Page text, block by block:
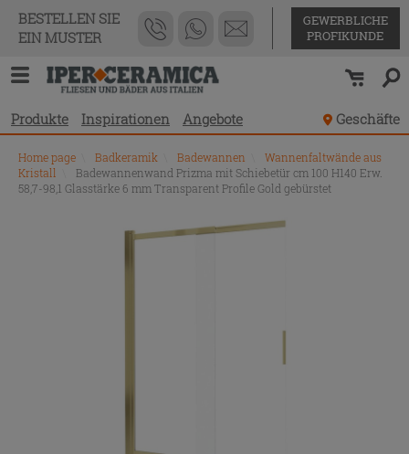
BESTELLEN SIE
EIN MUSTER
GEWERBLICHE
PROFIKUNDE
Produkte Inspirationen Angebote Geschäfte
Home page Badkeramik Badewannen
Wannenfaltwände aus
Kristall
Badewannenwand Prizma mit Schiebetür cm 100 H140 Erw.
58,7-98,1 Glasstärke 6 mm Transparent Profile Gold gebürstet